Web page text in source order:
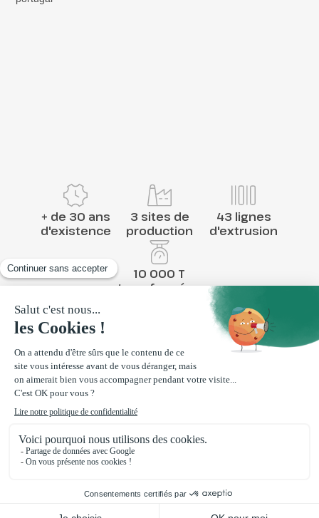
+ de 30 ans
d'existence
3 sites de
production
43 lignes
d'extrusion
10 000 T
transformées
Contactez-nous
Via message
Loriol-sur-Drôme,France
130 rue de la plasturgie
26270 Loriol-sur-Drôme
1 Rue de la touche ZA Le Bois de Hogues